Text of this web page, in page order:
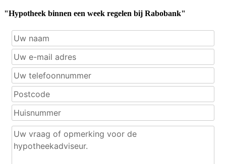
"Hypotheek binnen een week regelen bij Rabobank"